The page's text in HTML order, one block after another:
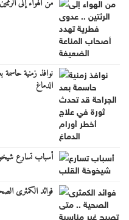
من الهواء إلى
نوافذ زمنية
الدماغ
أسباب تسارع
فوائد الكمثرى